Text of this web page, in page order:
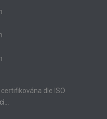
certifikována dle ISO